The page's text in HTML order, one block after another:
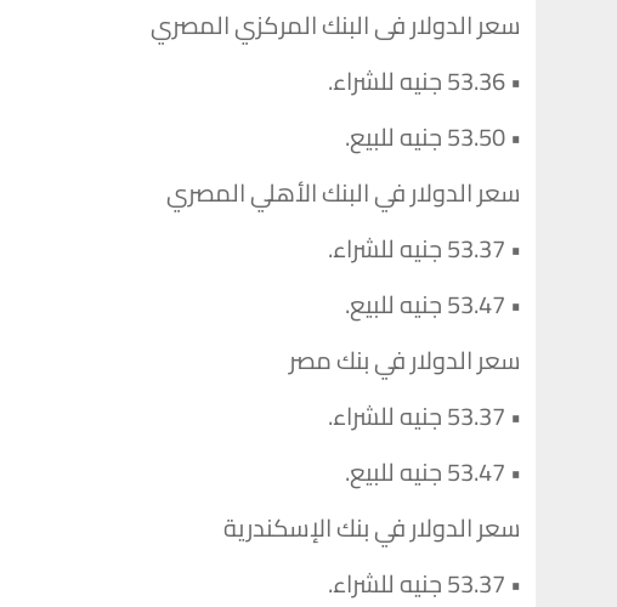
سعر الدولار فى البنك المركزي المصري
• 53.36 جنيه للشراء.
• 53.50 جنيه للبيع.
سعر الدولار في البنك الأهلي المصري
• 53.37 جنيه للشراء.
• 53.47 جنيه للبيع.
سعر الدولار في بنك مصر
• 53.37 جنيه للشراء.
• 53.47 جنيه للبيع.
سعر الدولار في بنك الإسكندرية
• 53.37 جنيه للشراء.